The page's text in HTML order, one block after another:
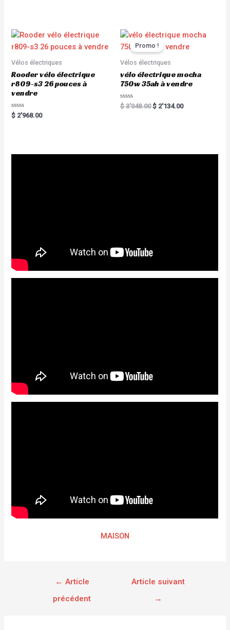
5
o
u
t
o
5
Vélos électriques
Rooder vélo électrique
r809-s3 26 pouces à
vendre
R
a
$ 2'968.00
Promo !
Vélos électriques
vélo électrique mocha
750w 35ah à vendre
R
a
t
$3'048.00 $ 2'134.00
MAISON
← Article
précédent
Article suivant
→